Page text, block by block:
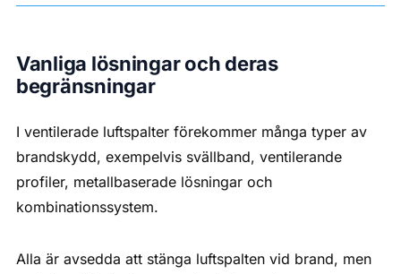
Vanliga lösningar och deras
begränsningar
I ventilerade luftspalter förekommer många typer av
brandskydd, exempelvis svällband, ventilerande
profiler, metallbaserade lösningar och
kombinationssystem.
Alla är avsedda att stänga luftspalten vid brand, men